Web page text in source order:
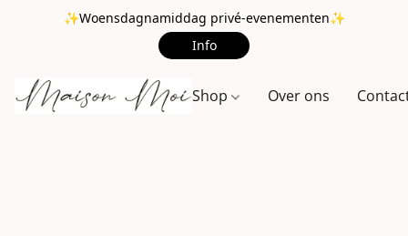
✨Woensdagnamiddag privé-evenementen✨
Info
Shop Over ons